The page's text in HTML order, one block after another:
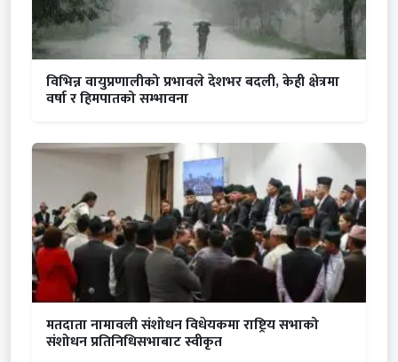
विभिन्न वायुप्रणालीको प्रभावले देशभर बदली, केही क्षेत्रमा
वर्षा र हिमपातको सम्भावना
मतदाता नामावली संशोधन विधेयकमा राष्ट्रिय सभाको
संशोधन प्रतिनिधिसभाबाट स्वीकृत